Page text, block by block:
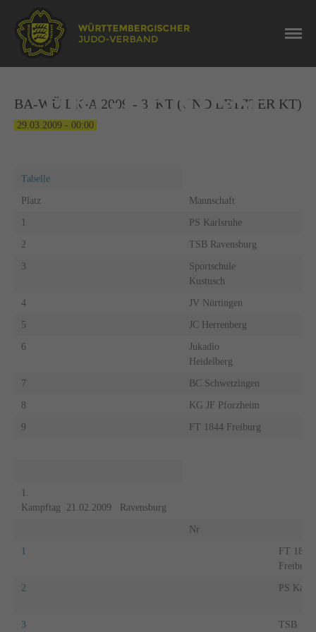
ERGEBNISSE
BA-WÜ LIGA 2009 - 3. KT (UND LETZTER KT)
29.03.2009 - 00:00
Tabelle
Platz Mannschaft
PS Karlsruhe
2 TSB Ravensburg
3
Sportschule
Kustusch
4 JV Nürtingen
5 JC Herrenberg
6
Jukadio
Heidelberg
7 BC Schwetzingen
8 KG JF Pforzheim
9 FT 1844 Freiburg
1.
Kampftag 21.02.2009 Ravensburg
Nr
1
FT 1844
Freiburg
2 PS
3
TSB